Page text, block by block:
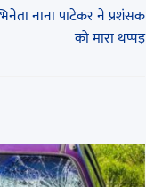
नाना पाटेकर ने प्रशंसक
को मारा थप्पड़